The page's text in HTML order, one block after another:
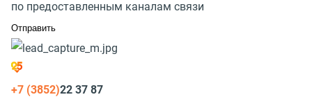
по предоставленным каналам связи
+7 (3852)22 37 87